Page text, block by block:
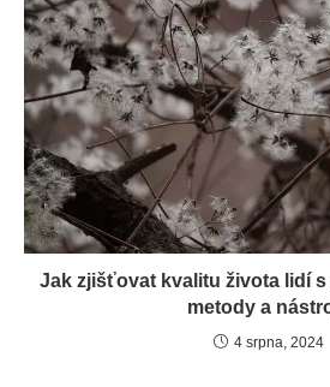
Jak zjišťovat kvalitu života lidí
metody a
4 srpna, 2024